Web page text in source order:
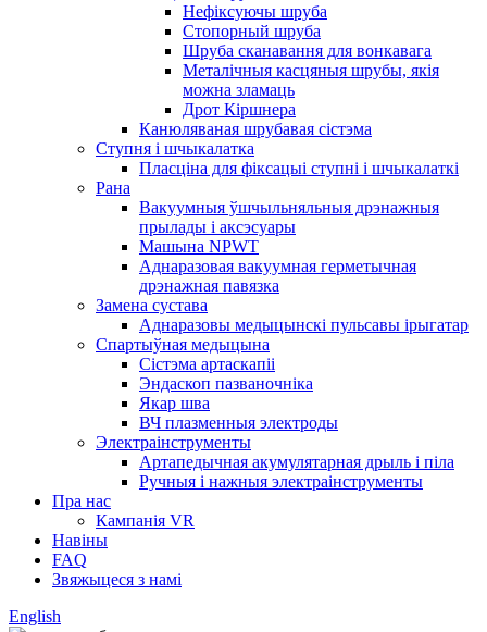
Нефіксуючы шруба
Стопорный шруба
Шруба сканавання для вонкавага
Металічныя касцяныя шрубы, якія
можна зламаць
Дрот Кіршнера
Канюляваная шрубавая сістэма
Ступня і шчыкалатка
Пласціна для фіксацыі ступні і шчыкалаткі
Рана
Вакуумныя ўшчыльняльныя дрэнажныя
прылады і аксэсуары
Машына NPWT
Аднаразовая вакуумная герметычная
дрэнажная павязка
Замена сустава
Аднаразовы медыцынскі пульсавы ірыгатар
Спартыўная медыцына
Сістэма артаскапіі
Эндаскоп пазваночніка
Якар шва
ВЧ плазменныя электроды
Электраінструменты
Артапедычная акумулятарная дрыль і піла
Ручныя і нажныя электраінструменты
Пра нас
Кампанія VR
Навіны
FAQ
Звяжыцеся з намі
English